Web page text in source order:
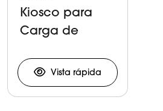
Kiosco para
Carga de
Vista rápida